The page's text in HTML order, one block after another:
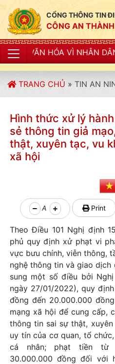
CỔNG THÔNG TIN
CÔNG AN
VÌ NHÂN DÂN PHỤC VỤ"
TRANG CHỦ » TIN AN
Hình thức xử lý
sẻ thông tin giả
thật, xuyên tạc, vu
xã hội
A Print
Theo Điều 101 Nghị định
phủ quy định xử phạt vi
vực bưu chính, viễn thông,
nghệ thông tin và giao
sung một số điều bởi
ngày 27/01/2022), quy
đồng đến 20.000.000
mạng xã hội để cung cấp,
thông tin sai sự thật,
uy tín của cơ quan, tổ
cá nhân; phạt tiền từ
30.000.000 đồng đối